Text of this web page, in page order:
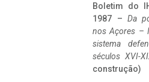
Boletim do
1987 – Da
nos Açores –
sistema
séculos XVI-
construção)